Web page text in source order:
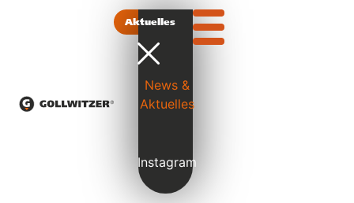
Aktuelles
News &
Aktuelles
Instagram